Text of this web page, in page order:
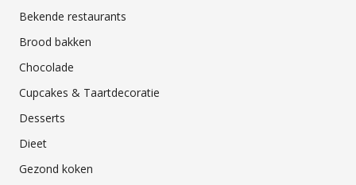
Bekende restaurants
Brood bakken
Chocolade
Cupcakes & Taartdecoratie
Desserts
Dieet
Gezond koken